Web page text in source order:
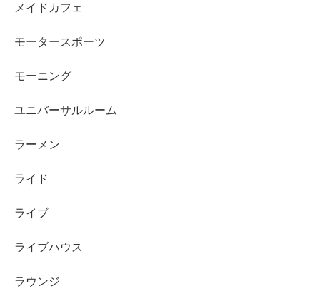
メイドカフェ
モータースポーツ
モーニング
ユニバーサルルーム
ラーメン
ライド
ライブ
ライブハウス
ラウンジ